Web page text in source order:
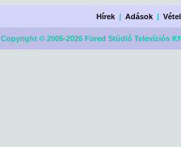
Hírek |Adások |
© 2005-2026 Füred Stúdió Televíziós